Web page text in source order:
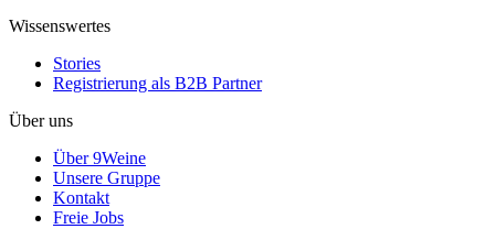
Wissenswertes
Stories
Registrierung als B2B Partner
Über uns
Über 9Weine
Unsere Gruppe
Kontakt
Freie Jobs